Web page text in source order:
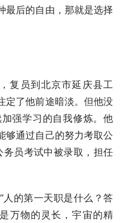
最后的自由，那就是选择
复员到北京市延庆县工
定了他前途暗淡。但他没
强学习的自我修炼。他
够通过自己的努力考取公
员考试中被录取，担任
的第一天职是什么？答
万物的灵长，宇宙的精